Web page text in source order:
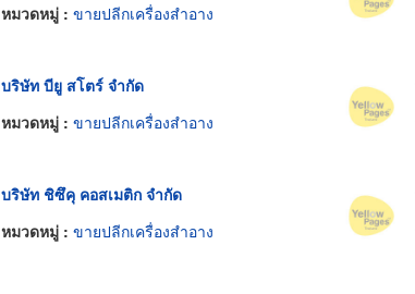
หมวดหมู่ : ขายปลีกเครื่องสำอาง
บริษัท บียู สโตร์ จำกัด
หมวดหมู่ : ขายปลีกเครื่องสำอาง
บริษัท ชิซึคุ คอสเมติก จำกัด
หมวดหมู่ : ขายปลีกเครื่องสำอาง